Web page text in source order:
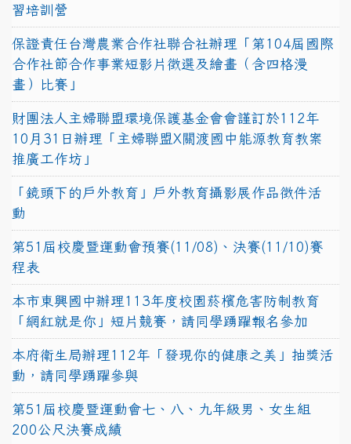
習培訓營
保證責任台灣農業合作社聯合社辦理「第104屆國際
合作社節合作事業短影片徵選及繪畫（含四格漫
畫）比賽」
財團法人主婦聯盟環境保護基金會會謹訂於112年
10月31日辦理「主婦聯盟X關渡國中能源教育教案
推廣工作坊」
「鏡頭下的戶外教育」戶外教育攝影展作品徵件活
動
第51屆校慶暨運動會預賽(11/08)、決賽(11/10)賽
程表
本市東興國中辦理113年度校園菸檳危害防制教育
「網紅就是你」短片競賽，請同學踴躍報名參加
本府衛生局辦理112年「發現你的健康之美」抽獎活
動，請同學踴躍參與
第51屆校慶暨運動會七、八、九年級男、女生組
200公尺決賽成績